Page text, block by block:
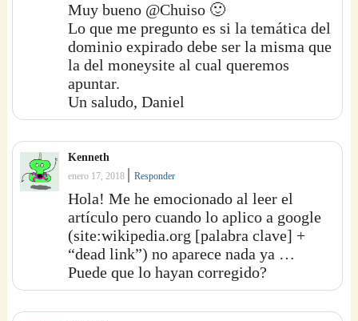
Muy bueno @Chuiso 🙂
Lo que me pregunto es si la temática del
dominio expirado debe ser la misma que
la del moneysite al cual queremos
apuntar.
Un saludo, Daniel
Kenneth
enero 17, 2018 |Responder
Hola! Me he emocionado al leer el
artículo pero cuando lo aplico a google
(site:wikipedia.org [palabra clave] +
“dead link”) no aparece nada ya …
Puede que lo hayan corregido?